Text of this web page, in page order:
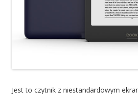
Jest to czytnik z niestandardowym